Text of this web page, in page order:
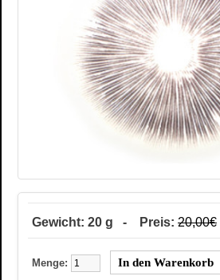
Gewicht: 20 g - Preis: 20,00€
Menge: